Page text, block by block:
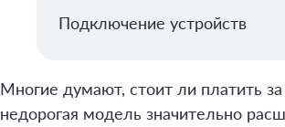
Подключение устройств
Многие думают, стоит ли платить
недорогая модель значительно